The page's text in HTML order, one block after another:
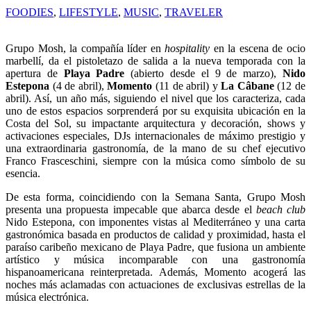
FOODIES, LIFESTYLE, MUSIC, TRAVELER
Grupo Mosh, la compañía líder enhospitality en la escena de ocio
marbellí, da el pistoletazo de salida a la nueva temporada con la
apertura de Playa Padre (abierto desde el 9 de marzo),Nido
Estepona (4 de abril),Momento (11 de abril) yLa Câbane(12 de
abril). Así, un año más, siguiendo el nivel que los caracteriza, cada
uno de estos espacios sorprenderá por su exquisita ubicación en la
Costa del Sol, su impactante arquitectura y decoración, shows y
activaciones especiales, DJs internacionales de máximo prestigio y
una extraordinaria gastronomía, de la mano de su chef ejecutivo
Franco Frasceschini, siempre con la música como símbolo de su
esencia.
De esta forma, coincidiendo con la Semana Santa, Grupo Mosh
presenta una propuesta impecable que abarca desde el beach club
Nido Estepona, con imponentes vistas al Mediterráneo y una carta
gastronómica basada en productos de calidad y proximidad, hasta el
paraíso caribeño mexicano de Playa Padre, que fusiona un ambiente
artístico y música incomparable con una gastronomía
hispanoamericana reinterpretada. Además, Momento acogerá las
noches más aclamadas con actuaciones de exclusivas estrellas de la
música electrónica.